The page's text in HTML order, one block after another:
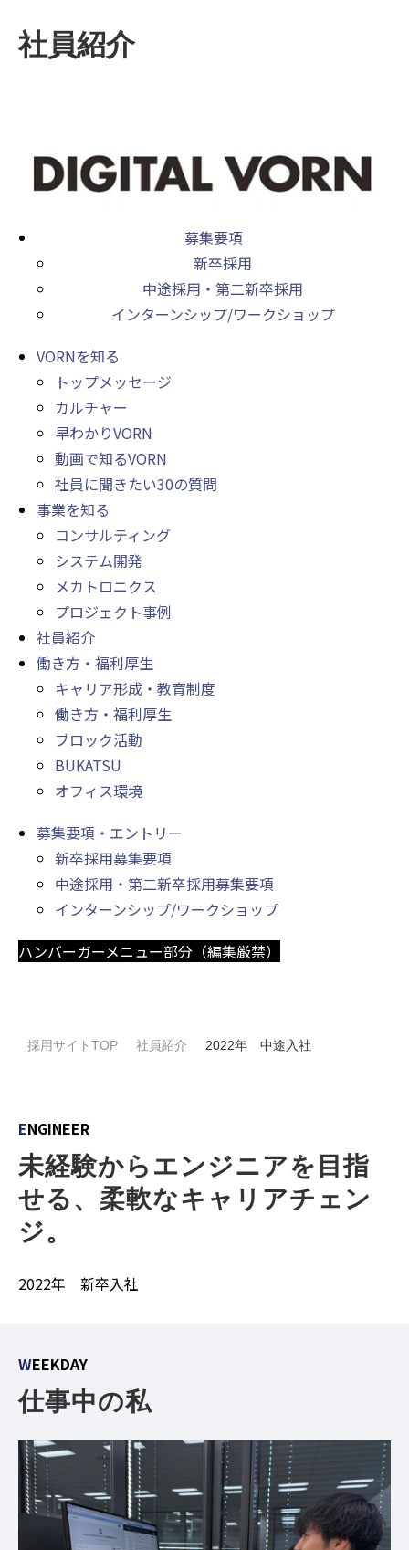
社員紹介
募集要項
新卒採用
中途採用・第二新卒採用
インターンシップ/ワークショップ
VORNを知る
トップメッセージ
カルチャー
早わかりVORN
動画で知るVORN
社員に聞きたい30の質問
事業を知る
コンサルティング
システム開発
メカトロニクス
プロジェクト事例
社員紹介
働き方・福利厚生
キャリア形成・教育制度
働き方・福利厚生
ブロック活動
BUKATSU
オフィス環境
募集要項・エントリー
新卒採用募集要項
中途採用・第二新卒採用募集要項
インターンシップ/ワークショップ
ハンバーガーメニュー部分（編集厳禁）
採用サイトTOP 社員紹介 2022年 中途入社
ENGINEER
未経験からエンジニアを目指
せる、柔軟なキャリアチェン
ジ。
2022年 新卒入社
WEEKDAY
仕事中の私